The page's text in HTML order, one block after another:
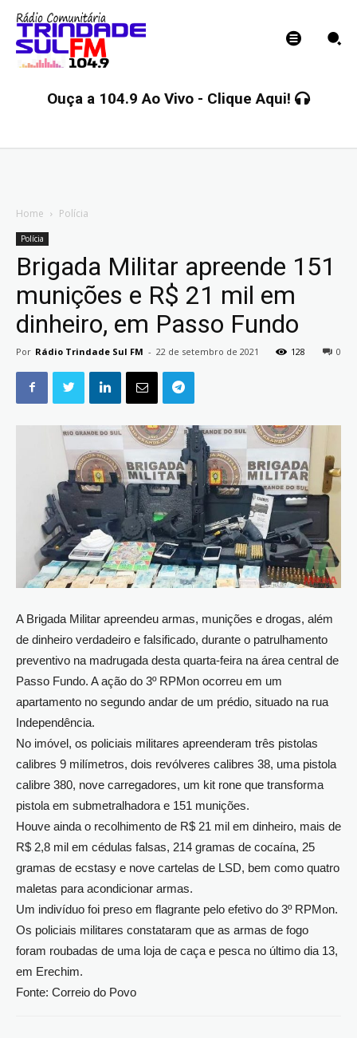
Ouça a 104.9 Ao Vivo - Clique Aqui!
Home Polícia
Polícia
Brigada Militar apreende 151
munições e R$ 21 mil em
dinheiro, em Passo Fundo
Por Rádio Trindade Sul FM - 22 de setembro de 2021 0
128
A Brigada Militar apreendeu armas, munições e drogas, além
de dinheiro verdadeiro e falsificado, durante o patrulhamento
preventivo na madrugada desta quarta-feira na área central de
Passo Fundo. A ação do 3º RPMon ocorreu em um
apartamento no segundo andar de um prédio, situado na rua
Independência.
No imóvel, os policiais militares apreenderam três pistolas
calibres 9 milímetros, dois revólveres calibres 38, uma pistola
calibre 380, nove carregadores, um kit rone que transforma
pistola em submetralhadora e 151 munições.
Houve ainda o recolhimento de R$ 21 mil em dinheiro, mais de
R$ 2,8 mil em cédulas falsas, 214 gramas de cocaína, 25
gramas de ecstasy e nove cartelas de LSD, bem como quatro
maletas para acondicionar armas.
Um indivíduo foi preso em flagrante pelo efetivo do 3º RPMon.
Os policiais militares constataram que as armas de fogo
foram roubadas de uma loja de caça e pesca no último dia 13,
em Erechim.
Fonte: Correio do Povo